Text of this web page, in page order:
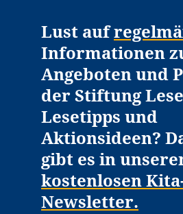
Lust auf
Informationen
Angeboten und
der Stiftung
Lesetipps und
Aktionsideen?
gibt es in
kostenlosen
Newsletter.